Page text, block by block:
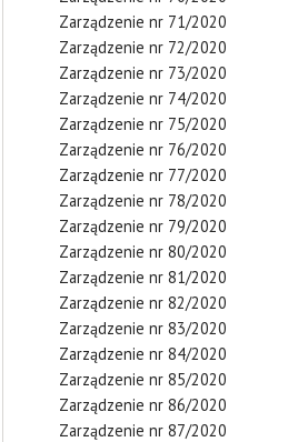
Zarządzenie nr 71/2020
Zarządzenie nr 72/2020
Zarządzenie nr 73/2020
Zarządzenie nr 74/2020
Zarządzenie nr 75/2020
Zarządzenie nr 76/2020
Zarządzenie nr 77/2020
Zarządzenie nr 78/2020
Zarządzenie nr 79/2020
Zarządzenie nr 80/2020
Zarządzenie nr 81/2020
Zarządzenie nr 82/2020
Zarządzenie nr 83/2020
Zarządzenie nr 84/2020
Zarządzenie nr 85/2020
Zarządzenie nr 86/2020
Zarządzenie nr 87/2020